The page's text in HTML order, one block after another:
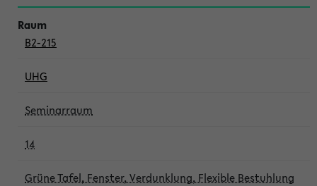
B2-215
UHG
Seminarraum
14
Grüne Tafel, Fenster, Verdunklung, Flexible Bestuhlung